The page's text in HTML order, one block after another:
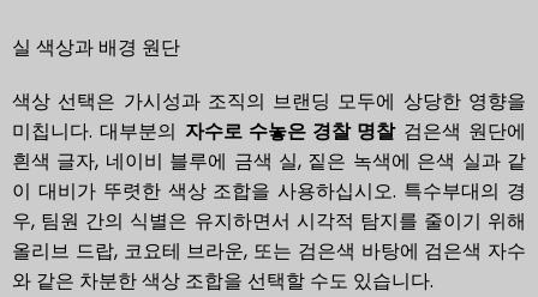
실 색상과 배경 원단
색상 선택은 가시성과 조직의 브랜딩 모두에 상당한 영향을
미칩니다. 대부분의 자수로 수놓은 경찰 명찰검은색 원단에
흰색 글자, 네이비 블루에 금색 실, 짙은 녹색에 은색 실과 같
이 대비가 뚜렷한 색상 조합을 사용하십시오. 특수부대의 경
우, 팀원 간의 식별은 유지하면서 시각적 탐지를 줄이기 위해
올리브 드랍, 코요테 브라운, 또는 검은색 바탕에 검은색 자수
와 같은 차분한 색상 조합을 선택할 수도 있습니다.